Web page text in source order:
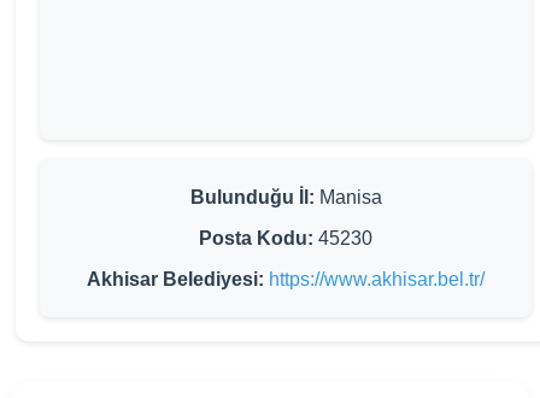
Bulunduğu İl: Manisa
Posta Kodu: 45230
Akhisar Belediyesi: https://www.akhisar.bel.tr/